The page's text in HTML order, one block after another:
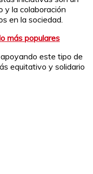
y la colaboración
en la sociedad.
más populares
este tipo de
equitativo y solidario